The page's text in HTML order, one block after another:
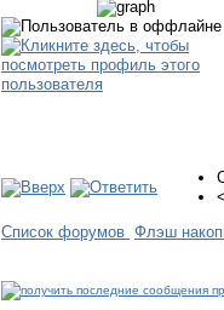
Список форумов Флэш